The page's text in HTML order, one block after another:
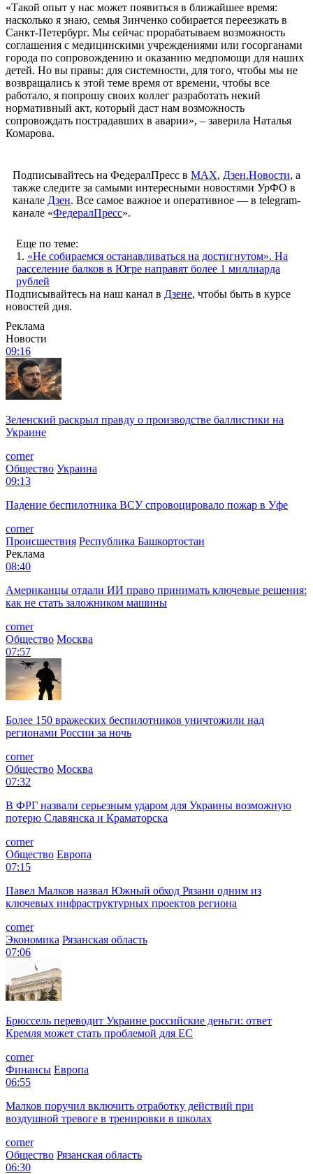
«Такой опыт у нас может появиться в ближайшее время:
насколько я знаю, семья Зинченко собирается переезжать в
Санкт-Петербург. Мы сейчас прорабатываем возможность
соглашения с медицинскими учреждениями или госорганами
города по сопровождению и оказанию медпомощи для наших
детей. Но вы правы: для системности, для того, чтобы мы не
возвращались к этой теме время от времени, чтобы все
работало, я попрошу своих коллег разработать некий
нормативный акт, который даст нам возможность
сопровождать пострадавших в аварии», – заверила Наталья
Комарова.
Подписывайтесь на ФедералПресс в МАХ, Дзен.Новости, а
также следите за самыми интересными новостями УрФО в
канале Дзен. Все самое важное и оперативное — в telegram-
канале «ФедералПресс».
Еще по теме:
1. «Не собираемся останавливаться на достигнутом». На
расселение балков в Югре направят более 1 миллиарда
рублей
Подписывайтесь на наш канал в Дзене, чтобы быть в курсе
новостей дня.
Реклама
Новости
09:16
Зеленский раскрыл правду о производстве баллистики на
Украине
corner
Общество Украина
09:13
Падение беспилотника ВСУ спровоцировало пожар в Уфе
corner
Происшествия Республика Башкортостан
Реклама
08:40
Американцы отдали ИИ право принимать ключевые решения:
как не стать заложником машины
corner
Общество Москва
07:57
Более 150 вражеских беспилотников уничтожили над
регионами России за ночь
corner
Общество Москва
07:32
В ФРГ назвали серьезным ударом для Украины возможную
потерю Славянска и Краматорска
corner
Общество Европа
07:15
Павел Малков назвал Южный обход Рязани одним из
ключевых инфраструктурных проектов региона
corner
Экономика Рязанская область
07:06
Брюссель переводит Украине российские деньги: ответ
Кремля может стать проблемой для EC
corner
Финансы Европа
06:55
Малков поручил включить отработку действий при
воздушной тревоге в тренировки в школах
corner
Общество Рязанская область
06:30